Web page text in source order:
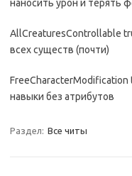
наносить урон и терять
AllCreaturesControllable
всех существ (почти)
навыки без атрибутов
Раздел: Все читы